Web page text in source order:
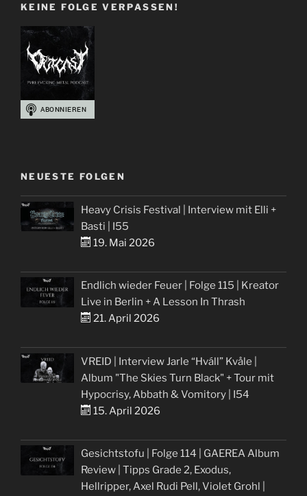
KEINE FOLGE VERPASSEN!
NEUESTE FOLGEN
Heavy Crisis Festival | Interview mit Elli +
Basti | I55
19. Mai 2026
Endlich wieder Feuer | Folge 115 | Kreator
Live in Berlin + A Lesson In Thrash
21. April 2026
VREID | Interview Jarle “Hváll” Kvåle |
Album "The Skies Turn Black" + Tour mit
Hypocrisy, Abbath & Vomitory | I54
15. April 2026
Gesichtstofu | Folge 114 | GAEREA Album
Review | Tipps Grade 2, Exodus,
Hellripper, Axel Rudi Pell, Violet Grohl |